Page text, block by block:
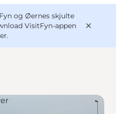
og Øernes skjulte
VisitFyn-appen